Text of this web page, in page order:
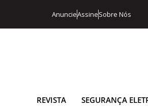
AnuncieAssineSobre Nós
REVISTA SEGURANÇA